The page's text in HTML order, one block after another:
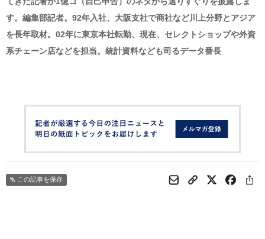
す。編集部記者。92年入社、大阪支社で商社など川上分野とアジア
を長年取材。02年に東京本社転勤、現在、セレクトショップや外資
系チェーン店などを担当。統計資料なども司るデータ番長
この記事を保存